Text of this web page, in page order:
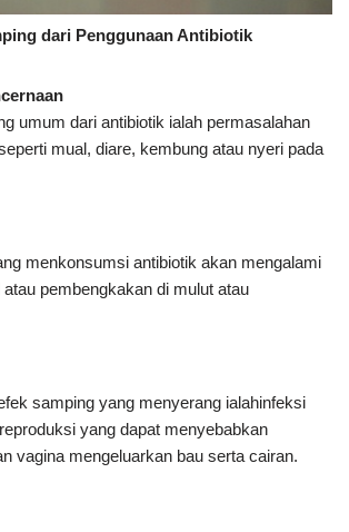
dari Penggunaan Antibiotik
umum dari antibiotik ialah permasalahan
mual, diare, kembung atau nyeri pada
menkonsumsi antibiotik akan mengalami
pembengkakan di mulut atau
samping yang menyerang ialahinfeksi
yang dapat menyebabkan
vagina mengeluarkan bau serta cairan.